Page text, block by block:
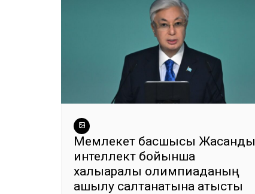
Мемлекет басшысы Жасанды
интеллект бойынша
халықаралық олимпиаданың
ашылу салтанатына қатысты